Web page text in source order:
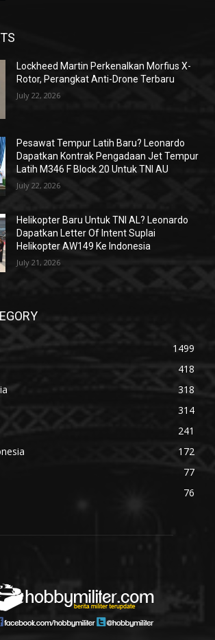
Lockheed Martin Perkenalkan Morfius X-
Rotor, Perangkat Anti-Drone Terbaru
July 22, 2026
Pesawat Tempur Latih Baru? Leonardo
Dapatkan Kontrak Pengadaan Jet Tempur
Latih M346 F Block 20 Untuk TNI AU
July 22, 2026
Helikopter Baru Untuk TNI AL? Leonardo
Dapatkan Letter Of Intent Suplai
Helikopter AW149 Ke Indonesia
July 21, 2026
1499
418
318
314
241
172
77
76